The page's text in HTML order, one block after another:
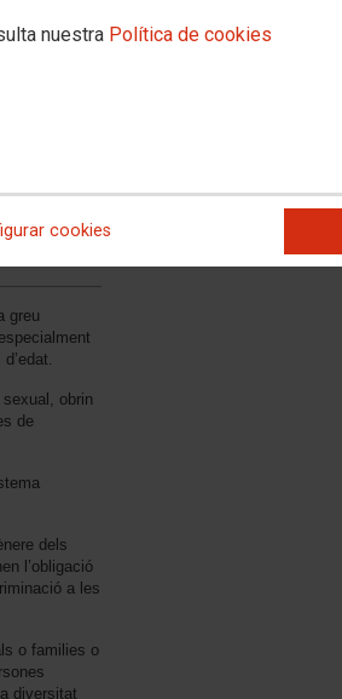
nuestra Política de cookies
cookies
greu
obrin
de
dels
l’obligació
a les
o families o
diversitat